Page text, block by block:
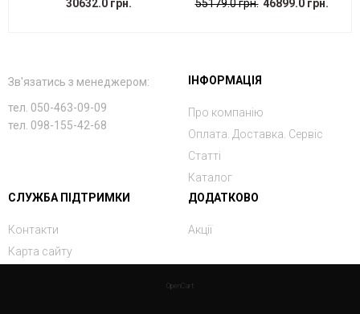
30632.0 грн.
55179.0 грн. 46899.0 грн.
Зв'язатись з менеджером:
тел. 050-463-09-09
тел. 098-155-42-68
ІНФОРМАЦІЯ
Про компанію
Оплата. Доставка. Сервіс
Статті
Каталог
СЛУЖБА ПІДТРИМКИ
Контакти
Карта сайту
ДОДАТКОВО
Акції
OpenCart